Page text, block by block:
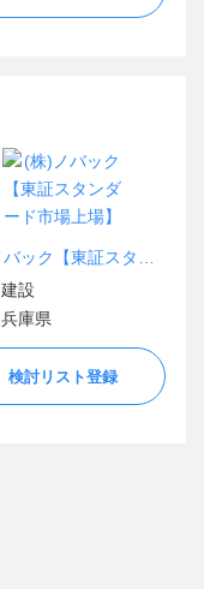
建設
兵庫県
検討リスト登録